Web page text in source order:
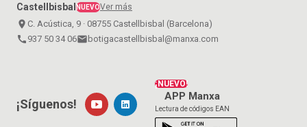
CastellbisbalNUEVOVer más
place C. Acústica, 9 · 08755 Castellbisbal (Barcelona)
call 937 50 34 06emailbotigacastellbisbal@manxa.com
¡NUEVO!
APP Manxa
Lectura de códigos EAN
¡Síguenos!